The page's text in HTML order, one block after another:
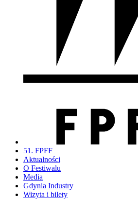
51. FPFF
Aktualności
O Festiwalu
Media
Gdynia Industry
Wizyta i bilety